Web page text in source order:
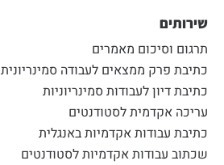
שירותים
תרגום וסיכום מאמרים
כתיבת פרק ממצאים לעבודה סמינריונית
כתיבת דיון לעבודות סמינריוניות
עריכה אקדמית לסטודנטים
כתיבת עבודות אקדמיות באנגלית
שכתוב עבודות אקדמיות לסטודנטים